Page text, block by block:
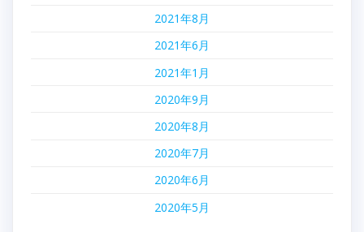
2021年8月
2021年6月
2021年1月
2020年9月
2020年8月
2020年7月
2020年6月
2020年5月